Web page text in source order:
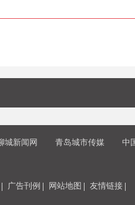
城新闻网 青岛城市传媒 中
广告刊例 网站地图 友情链接